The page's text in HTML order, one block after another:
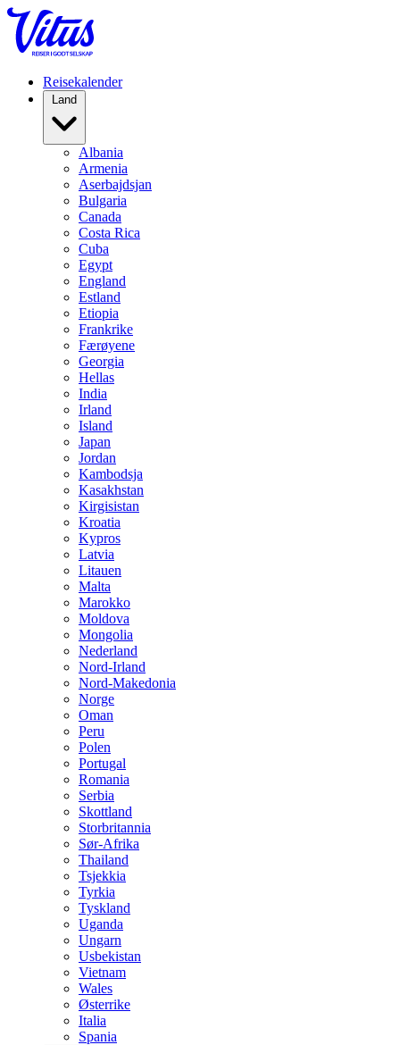
Reisekalender
Albania
Armenia
Aserbajdsjan
Bulgaria
Canada
Costa Rica
Cuba
Egypt
England
Estland
Etiopia
Frankrike
Færøyene
Georgia
Hellas
India
Irland
Island
Japan
Jordan
Kambodsja
Kasakhstan
Kirgisistan
Kroatia
Kypros
Latvia
Litauen
Malta
Marokko
Moldova
Mongolia
Nederland
Nord-Irland
Nord-Makedonia
Norge
Oman
Peru
Polen
Portugal
Romania
Serbia
Skottland
Storbritannia
Sør-Afrika
Thailand
Tsjekkia
Tyrkia
Tyskland
Uganda
Ungarn
Usbekistan
Vietnam
Wales
Østerrike
Italia
Spania